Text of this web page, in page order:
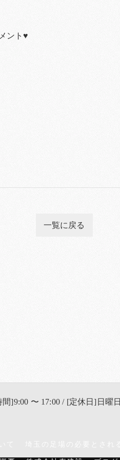
ント♥
一覧に戻る
]9:00 〜 17:00 / [定休日]日曜日